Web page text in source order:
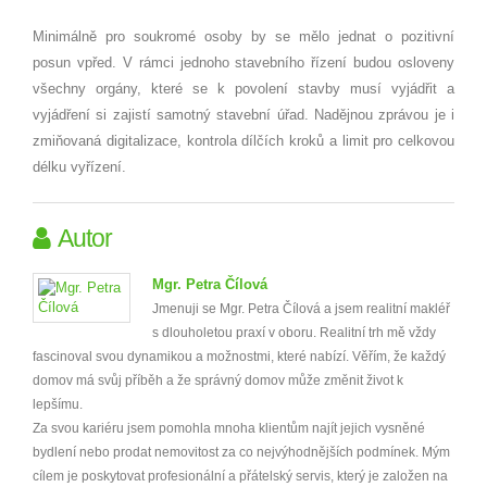
Minimálně pro soukromé osoby by se mělo jednat o pozitivní
posun vpřed. V rámci jednoho stavebního řízení budou osloveny
všechny orgány, které se k povolení stavby musí vyjádřit a
vyjádření si zajistí samotný stavební úřad. Nadějnou zprávou je i
zmiňovaná digitalizace, kontrola dílčích kroků a limit pro celkovou
délku vyřízení.
Autor
Mgr. Petra Čílová
Jmenuji se Mgr. Petra Čílová a jsem realitní makléř
s dlouholetou praxí v oboru. Realitní trh mě vždy
fascinoval svou dynamikou a možnostmi, které nabízí. Věřím, že každý
domov má svůj příběh a že správný domov může změnit život k
lepšímu.
Za svou kariéru jsem pomohla mnoha klientům najít jejich vysněné
bydlení nebo prodat nemovitost za co nejvýhodnějších podmínek. Mým
cílem je poskytovat profesionální a přátelský servis, který je založen na